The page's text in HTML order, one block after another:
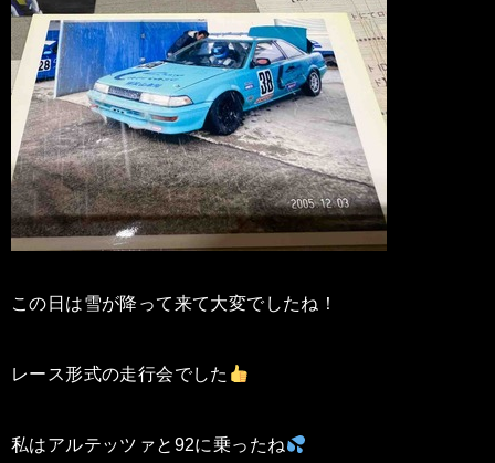
この日は雪が降って来て大変でしたね！
レース形式の走行会でした
私はアルテッツァと92に乗ったね